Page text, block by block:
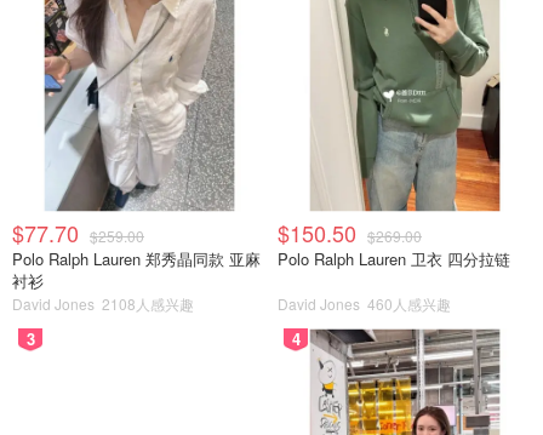
$77.70 $259.00
Polo Ralph Lauren 郑秀晶同款 亚麻
衬衫
David Jones 2108人感兴趣
$150.50 $269.00
Polo Ralph Lauren 卫衣 四分拉链
David Jones 460人感兴趣
3 4